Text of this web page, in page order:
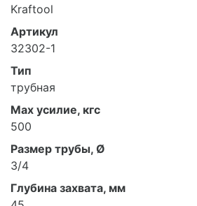
Kraftool
Артикул
32302-1
Тип
трубная
Мах усилие, кгс
500
Размер трубы, Ø
3/4
Глубина захвата, мм